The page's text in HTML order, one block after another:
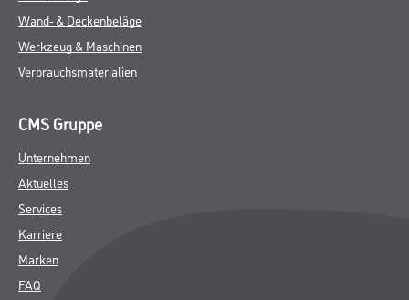
Wand- & Deckenbeläge
Werkzeug & Maschinen
Verbrauchsmaterialien
CMS Gruppe
Unternehmen
Aktuelles
Services
Karriere
Marken
FAQ